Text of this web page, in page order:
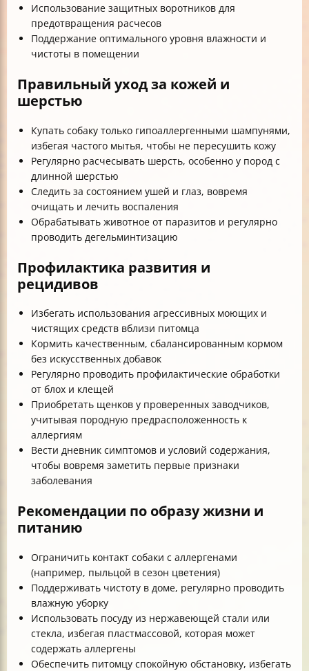
Использование защитных воротников для
предотвращения расчесов
Поддержание оптимального уровня влажности и
чистоты в помещении
Правильный уход за кожей и
шерстью
Купать собаку только гипоаллергенными шампунями,
избегая частого мытья, чтобы не пересушить кожу
Регулярно расчесывать шерсть, особенно у пород с
длинной шерстью
Следить за состоянием ушей и глаз, вовремя
очищать и лечить воспаления
Обрабатывать животное от паразитов и регулярно
проводить дегельминтизацию
Профилактика развития и
рецидивов
Избегать использования агрессивных моющих и
чистящих средств вблизи питомца
Кормить качественным, сбалансированным кормом
без искусственных добавок
Регулярно проводить профилактические обработки
от блох и клещей
Приобретать щенков у проверенных заводчиков,
учитывая породную предрасположенность к
аллергиям
Вести дневник симптомов и условий содержания,
чтобы вовремя заметить первые признаки
заболевания
Рекомендации по образу жизни и
питанию
Ограничить контакт собаки с аллергенами
(например, пыльцой в сезон цветения)
Поддерживать чистоту в доме, регулярно проводить
влажную уборку
Использовать посуду из нержавеющей стали или
стекла, избегая пластмассовой, которая может
содержать аллергены
Обеспечить питомцу спокойную обстановку, избегать